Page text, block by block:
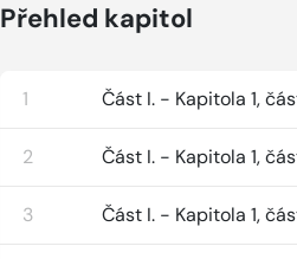
Přehled kapitol
1 Část I. - Kapitola 1,
2 Část I. - Kapitola 1,
3 Část I. - Kapitola 1,